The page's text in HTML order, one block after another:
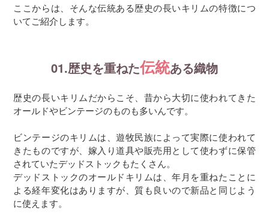
ここからは、そんな伝統ある歴史の長いキリムの特徴につ
いてご紹介します。
01.歴史を重ねた伝統ある織物
歴史の長いキリムだからこそ、昔から大切に使われてきた
オールドやビンテージのものも多いんです。
ビンテージのキリムは、遊牧民族によって実際に使われて
きたものですが、嫁入り道具や販売用として使わずに保管
されていたデッドストックもたくさん。
デッドストックのオールドキリムは、年月を重ねたことに
よる経年変化はありますが、質も良いので新品と同じよう
に使えます。